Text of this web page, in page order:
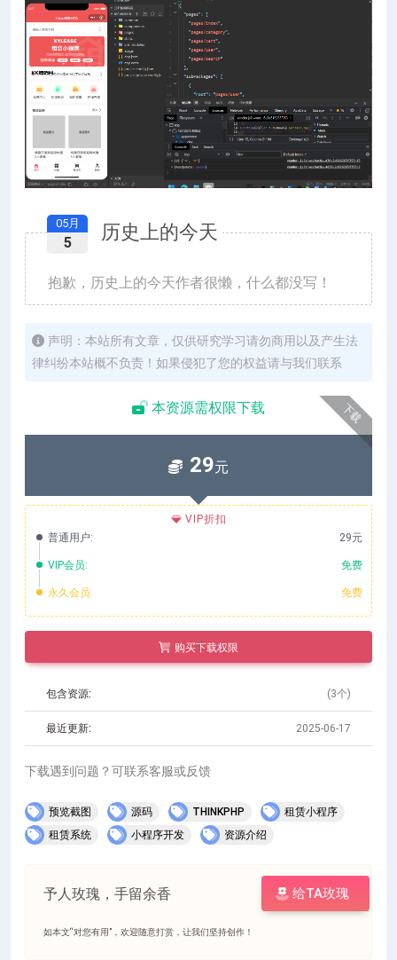
历史上的今天
05月
5
抱歉，历史上的今天作者很懒，什么都没写！
声明：本站所有文章，仅供研究学习请勿商用以及产生法
律纠纷本站概不负责！如果侵犯了您的权益请与我们联系
下载
本资源需权限下载
29元
VIP折扣
普通用户:
29元
VIP会员: 免费
永久会员: 免费
购买下载权限
包含资源: (3个)
最近更新: 2025-06-17
下载遇到问题？可联系客服或反馈
预览截图 源码 THINKPHP
租赁小程序
租赁系统
小程序开发 资源介绍
予人玫瑰，手留余香 给TA玫瑰
如本文“对您有用”，欢迎随意打赏，让我们坚持创作！